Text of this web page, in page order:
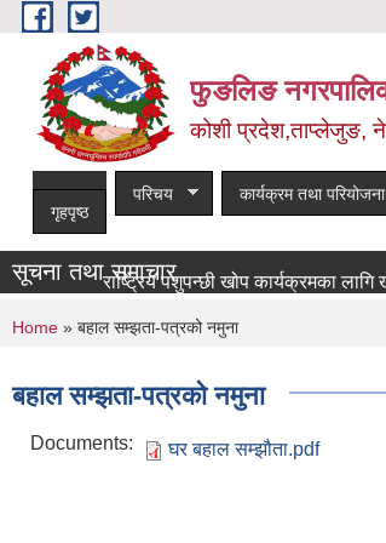
Skip to main content
फुङलिङ
कोशी प्रदेश,ताप्लेजुङ,
गृहपृष्ठ
परिचय कार्यक्रम तथा परियोजना
सूचना तथा समाचार
राष्ट्रिय पशुपन्छी खोप कार्यक्रमका लागि
You are here
Home » बहाल सम्झता-पत्रको नमुना
बहाल सम्झता-पत्रको नमुना
Documents: घर बहाल सम्झौता.pdf